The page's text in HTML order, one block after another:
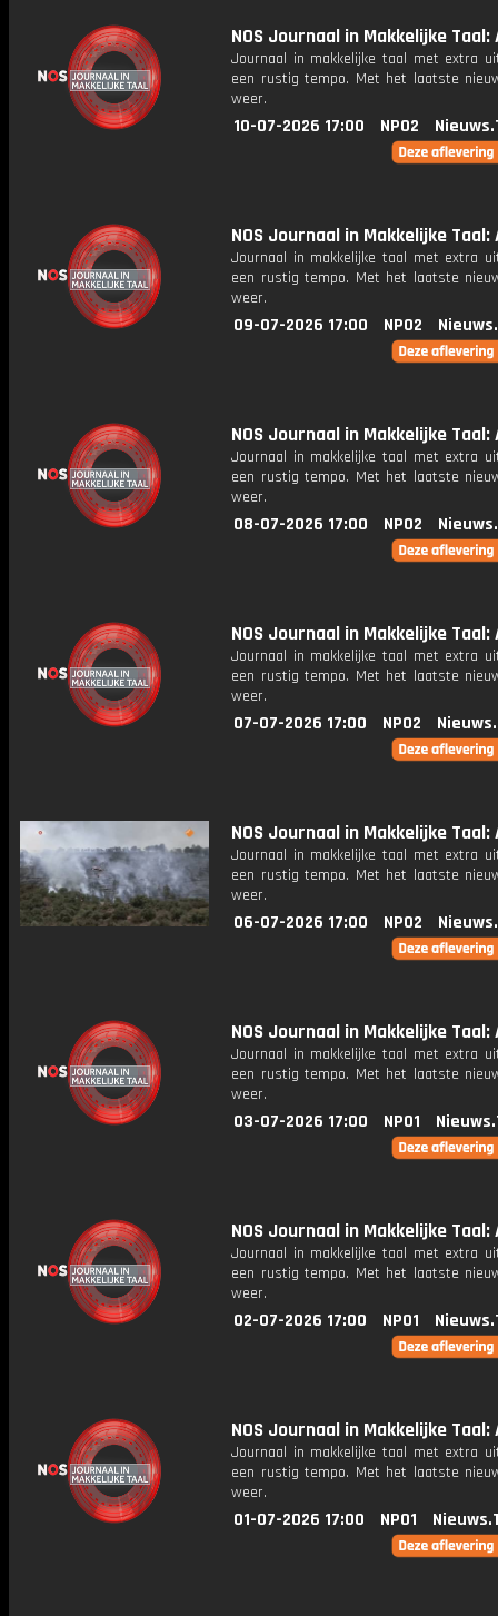
NOS Journaal in Makkelijke Taal:
Journaal in makkelijke taal met extra
een rustig tempo. Met het laatste
weer.
10-07-2026 17:00 NPO2
NOS Journaal in Makkelijke Taal:
Journaal in makkelijke taal met extra
een rustig tempo. Met het laatste
weer.
09-07-2026 17:00 NPO2
NOS Journaal in Makkelijke Taal:
Journaal in makkelijke taal met extra
een rustig tempo. Met het laatste
weer.
08-07-2026 17:00 NPO2
NOS Journaal in Makkelijke Taal:
Journaal in makkelijke taal met extra
een rustig tempo. Met het laatste
weer.
07-07-2026 17:00 NPO2
NOS Journaal in Makkelijke Taal:
Journaal in makkelijke taal met extra
een rustig tempo. Met het laatste
weer.
06-07-2026 17:00 NPO2
NOS Journaal in Makkelijke Taal:
Journaal in makkelijke taal met extra
een rustig tempo. Met het laatste
weer.
03-07-2026 17:00 NPO1
NOS Journaal in Makkelijke Taal:
Journaal in makkelijke taal met extra
een rustig tempo. Met het laatste
weer.
02-07-2026 17:00 NPO1
NOS Journaal in Makkelijke Taal:
Journaal in makkelijke taal met extra
een rustig tempo. Met het laatste
weer.
01-07-2026 17:00 NPO1